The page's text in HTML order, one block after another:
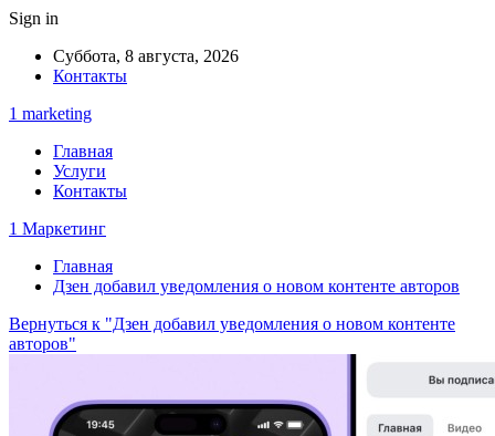
Sign in
Суббота, 8 августа, 2026
Контакты
1 marketing
Главная
Услуги
Контакты
1 Маркетинг
Главная
Дзен добавил уведомления о новом контенте авторов
Вернуться к "Дзен добавил уведомления о новом контенте
авторов"